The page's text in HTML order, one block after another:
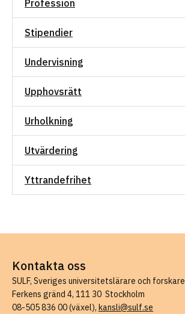
Profession
Stipendier
Undervisning
Upphovsrätt
Urholkning
Utvärdering
Yttrandefrihet
Kontakta oss
SULF, Sveriges universitetslärare och forskare
Ferkens gränd 4, 111 30 Stockholm
08-505 836 00 (växel), kansli@sulf.se